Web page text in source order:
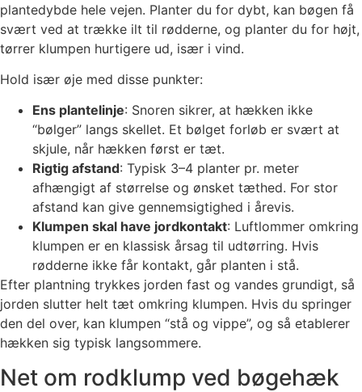
plantedybde hele vejen. Planter du for dybt, kan bøgen få
svært ved at trække ilt til rødderne, og planter du for højt,
tørrer klumpen hurtigere ud, især i vind.
Hold især øje med disse punkter:
Ens plantelinje: Snoren sikrer, at hækken ikke
“bølger” langs skellet. Et bølget forløb er svært at
skjule, når hækken først er tæt.
Rigtig afstand: Typisk 3–4 planter pr. meter
afhængigt af størrelse og ønsket tæthed. For stor
afstand kan give gennemsigtighed i årevis.
Klumpen skal have jordkontakt: Luftlommer omkring
klumpen er en klassisk årsag til udtørring. Hvis
rødderne ikke får kontakt, går planten i stå.
Efter plantning trykkes jorden fast og vandes grundigt, så
jorden slutter helt tæt omkring klumpen. Hvis du springer
den del over, kan klumpen “stå og vippe”, og så etablerer
hækken sig typisk langsommere.
Net om rodklump ved bøgehæk